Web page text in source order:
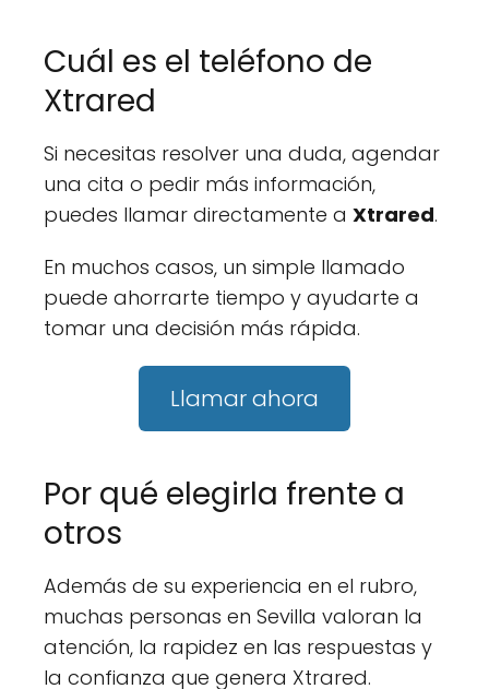
Cuál es el teléfono de
Xtrared
Si necesitas resolver una duda, agendar
una cita o pedir más información,
puedes llamar directamente a Xtrared.
En muchos casos, un simple llamado
puede ahorrarte tiempo y ayudarte a
tomar una decisión más rápida.
Llamar ahora
Por qué elegirla frente a
otros
Además de su experiencia en el rubro,
muchas personas en Sevilla valoran la
atención, la rapidez en las respuestas y
la confianza que genera Xtrared.